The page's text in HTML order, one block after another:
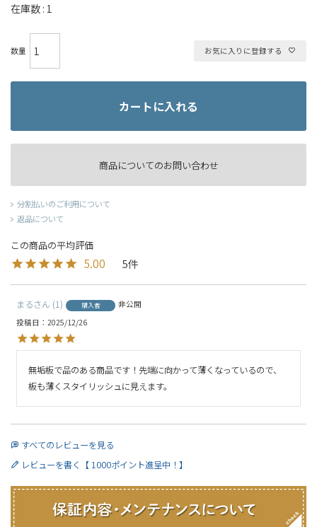
在庫数 1
お気に入りに登録する
カートに入れる
商品についてのお問い合わせ
分割払いのご利用について
返品について
5.00 5
まる 1 購入者
非公開
投稿日
2025/12/26
無垢板で品のある商品です！先端に向かって薄くなっているので、
板も薄くスタイリッシュに見えます。
すべてのレビューを見る
レビューを書く【 1000ポイント進呈中！】